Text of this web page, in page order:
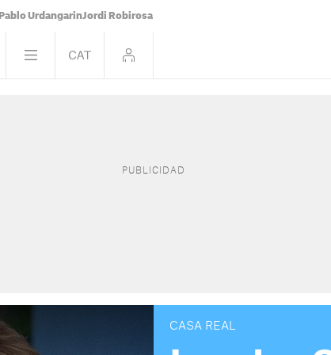
Pablo UrdangarinJordi Robirosa
CASA REAL